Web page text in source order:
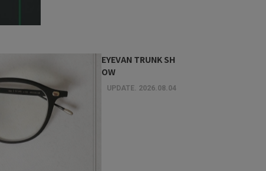
EYEVAN TRUNK SH
OW
UPDATE. 2026.08.04